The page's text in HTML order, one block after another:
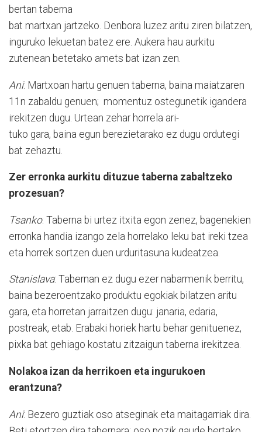
bertan taberna
bat martxan jartzeko. Denbora luzez aritu ziren bilatzen,
inguruko lekuetan batez ere. Aukera hau aurkitu
zutenean betetako amets bat izan zen.
Ani: Martxoan hartu genuen taberna, baina maiatzaren
11n zabaldu genuen; momentuz ostegunetik igandera
irekitzen dugu. Urtean zehar horrela ari-
tuko gara, baina egun berezietarako ez dugu ordutegi
bat zehaztu.
Zer erronka aurkitu dituzue taberna zabaltzeko
prozesuan?
Tsanko: Taberna bi urtez itxita egon zenez, bagenekien
erronka handia izango zela horrelako leku bat ireki tzea
eta horrek sortzen duen urduritasuna kudeatzea.
Stanislava: Tabernan ez dugu ezer nabarmenik berritu,
baina bezeroentzako produktu egokiak bilatzen aritu
gara, eta horretan jarraitzen dugu: janaria, edaria,
postreak, etab. Erabaki horiek hartu behar genituenez,
pixka bat gehiago kostatu zitzaigun taberna irekitzea.
Nolakoa izan da herrikoen eta ingurukoen
erantzuna?
Ani: Bezero guztiak oso atseginak eta maitagarriak dira.